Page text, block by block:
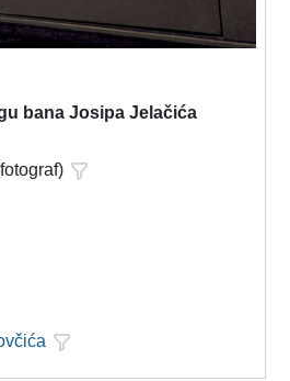
bana Josipa Jelačića